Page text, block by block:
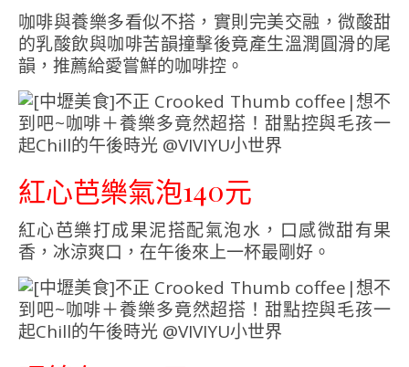
咖啡與養樂多看似不搭，實則完美交融，微酸甜
的乳酸飲與咖啡苦韻撞擊後竟產生溫潤圓滑的尾
韻，推薦給愛嘗鮮的咖啡控。
紅心芭樂氣泡140元
紅心芭樂打成果泥搭配氣泡水，口感微甜有果
香，冰涼爽口，在午後來上一杯最剛好。